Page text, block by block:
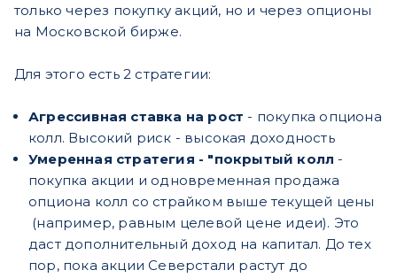
только через покупку акций, но и через опционы
на Московской бирже.
Для этого есть 2 стратегии:
Агрессивная ставка на рост - покупка опциона
колл. Высокий риск - высокая доходность
Умеренная стратегия - "покрытый колл -
покупка акции и одновременная продажа
опциона колл со страйком выше текущей цены
(например, равным целевой цене идеи). Это
даст дополнительный доход на капитал. До тех
пор, пока акции Северстали растут до